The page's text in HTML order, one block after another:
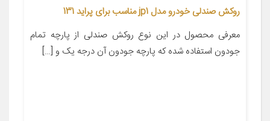
روکش صندلی خودرو مدل jp1 مناسب برای پراید 131
معرفی محصول در این نوع روکش صندلی از پارچه تمام
جودون استفاده شده که پارچه جودون آن درجه یک و […]